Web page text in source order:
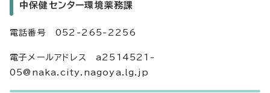
中保健センター環境薬務課
電話番号 052-265-2256
電子メールアドレス a2514521-
05@naka.city.nagoya.lg.jp